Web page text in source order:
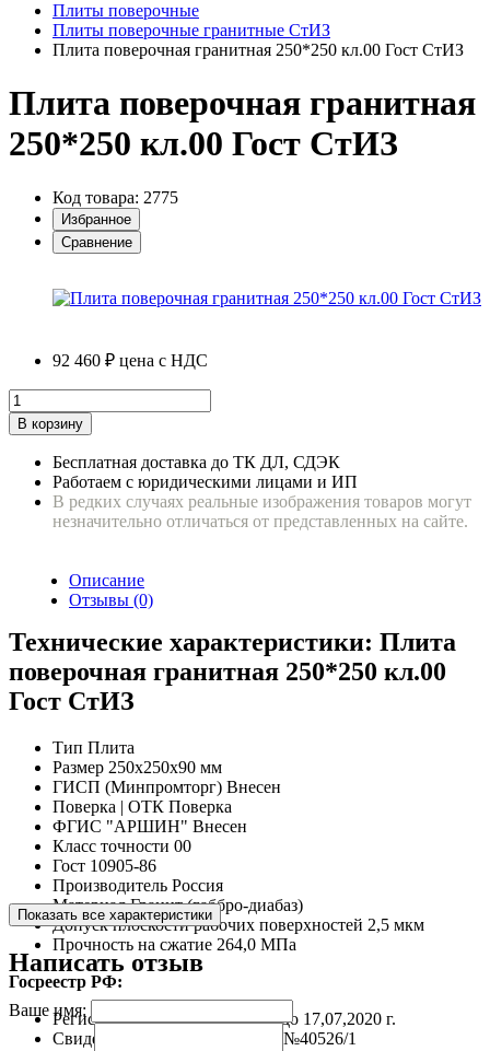
Плиты поверочные
Плиты поверочные гранитные СтИЗ
Плита поверочная гранитная 250*250 кл.00 Гост СтИЗ
Плита поверочная гранитная
250*250 кл.00 Гост СтИЗ
Код товара: 2775
Избранное
Сравнение
92 460 ₽ цена с НДС
В корзину
Бесплатная доставка до ТК ДЛ, СДЭК
Работаем с юридическими лицами и ИП
В редких случаях реальные изображения товаров могут
незначительно отличаться от представленных на сайте.
Описание
Отзывы (0)
Технические характеристики: Плита
поверочная гранитная 250*250 кл.00
Гост СтИЗ
Тип Плита
Размер 250х250х90 мм
ГИСП (Минпромторг) Внесен
Поверка | ОТК Поверка
ФГИС "АРШИН" Внесен
Класс точности 00
Гост 10905-86
Производитель Россия
Материал Гранит (габбро-диабаз)
Допуск плоскости рабочих поверхностей 2,5 мкм
Прочность на сжатие 264,0 МПа
Госреестр РФ:
Регистрационной № 11605-10 до 17,07,2020 г.
Свидетельство
RU.C.27.056.A №40526/1
Показать все характеристики
Написать отзыв
Ваше имя: